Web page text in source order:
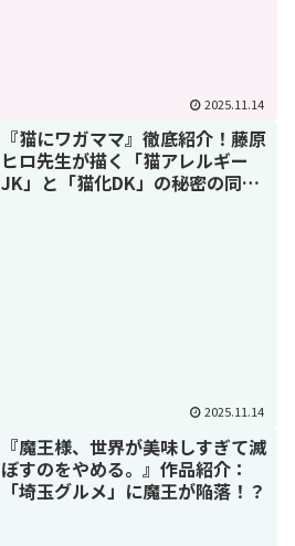
2025.11.14
『猫にワガママ』徹底紹介！藤原
ヒロ先生が描く「猫アレルギー
JK」と「猫化DK」の秘密の同居
2025.11.14
『魔王様、世界が美味しすぎて滅
ぼすのをやめる。』作品紹介：
「埼玉グルメ」に魔王が陥落！？